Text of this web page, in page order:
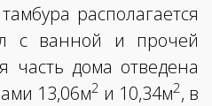
располагается
с ванной и прочей
часть дома отведена
13,06м2 и 10,34м2, в